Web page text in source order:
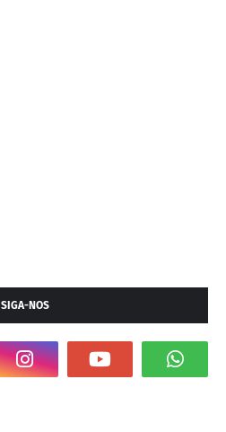
SIGA-NOS